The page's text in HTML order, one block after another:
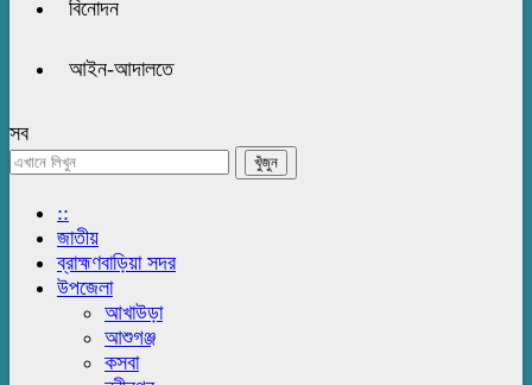
বিনোদন
আইন-আদালতে
সব
::
জাতীয়
ব্রাহ্মণবাড়িয়া সদর
উপজেলা
আখাউড়া
আশুগঞ্জ
কসবা